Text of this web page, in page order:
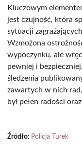
Kluczowym
jest czujność, która
sytuacji
Wzmożona
wypoczynku, ale
pewniej i
śledzenia
zawartych w nich
był pełen radości
Źródło: Policja Turek